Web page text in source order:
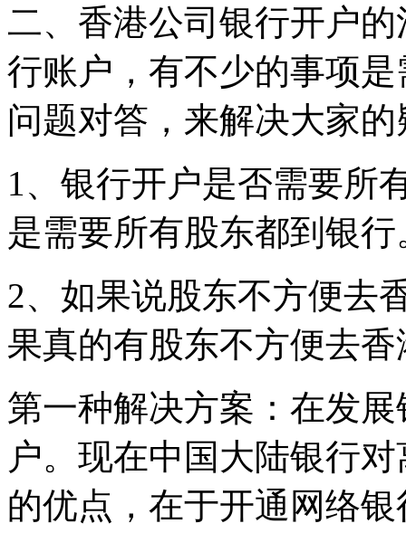
二、香港公司银行开户
行账户，有不少的事项
问题对答，来解决大家的
1、银行开户是否需要所
是需要所有股东都到银行
2、如果说股东不方便去
果真的有股东不方便去
第一种解决方案：在发
户。现在中国大陆银行
的优点，在于开通网络